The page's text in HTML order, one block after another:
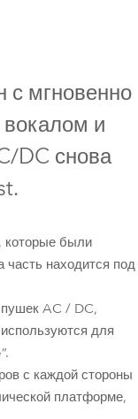
Czech
с мгновенно
и
DC снова
которые были
находится под
AC / DC,
для
с каждой стороны
платформе,